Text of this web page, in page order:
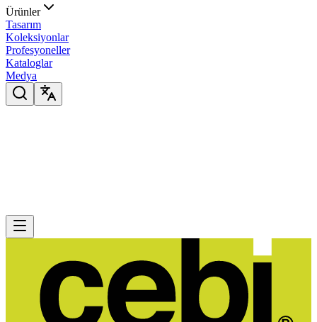
Ürünler
Tasarım
Koleksiyonlar
Profesyoneller
Kataloglar
Medya